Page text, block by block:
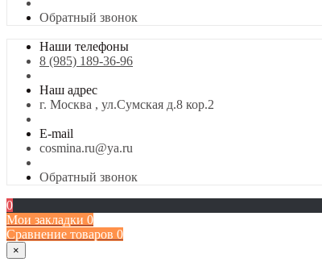
Обратный звонок
Наши телефоны
8 (985) 189-36-96
Наш адрес
г. Москва , ул.Сумская д.8 кор.2
E-mail
cosmina.ru@ya.ru
Обратный звонок
0
Мои закладки 0
Сравнение товаров 0
×